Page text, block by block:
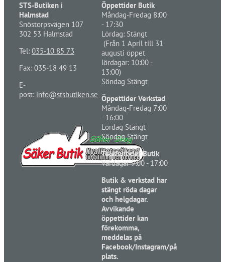
STS-Butiken i
Halmstad
Snöstorpsvägen 107
302 53 Halmstad
Tel: 035-10 85 73
Fax: 035-18 49 13
E-
post: info@stsbutiken.se
Öppettider Butik
Måndag-Fredag 8:00
- 17:30
Lördag: Stängt
(Från 1 April till 31
augusti öppet
lördagar: 10:00 -
13:00)
Söndag Stängt
Öppettider Verkstad
Måndag-Fredag 7:00
- 16:00
Lördag Stängt
Söndag Stängt
Telefontider Butik
Vardagar 9:00 - 17:00
Butik & verkstad har
stängt röda dagar
och helgdagar.
Avvikande
öppettider kan
förekomma,
meddelas på
Facebook/Instagram/på
plats.